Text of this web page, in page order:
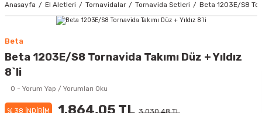
Anasayfa El Aletleri Tornavidalar Tornavida Setleri Beta 1203E/S8
Beta
Beta 1203E/S8 Tornavida Takımı Düz + Yıldız
8`li
0 - Yorum Yap / Yorumları Oku
% 38 İNDİRİM 1.864,05 TL